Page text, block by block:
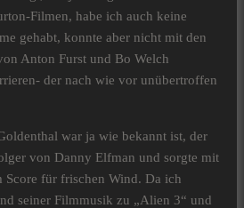
Filmen, habe ich auch keine
gehabt, konnte aber nicht mit den
Anton Furst und Bo Welch
der nach wie vor unübertroffen
war ja wie bekannt ist, der
von Danny Elfman und sorgte mit
Score für frischen Wind. Da ich
seiner Filmmusik zu „Alien 3“ und